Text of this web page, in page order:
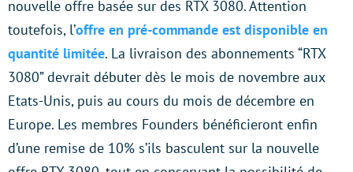
nouvelle offre basée sur des RTX 3080. Attention
toutefois, l’offre en pré-commande est disponible en
quantité limitée. La livraison des abonnements “RTX
3080” devrait débuter dès le mois de novembre aux
Etats-Unis, puis au cours du mois de décembre en
Europe. Les membres Founders bénéficieront enfin
d’une remise de 10% s’ils basculent sur la nouvelle